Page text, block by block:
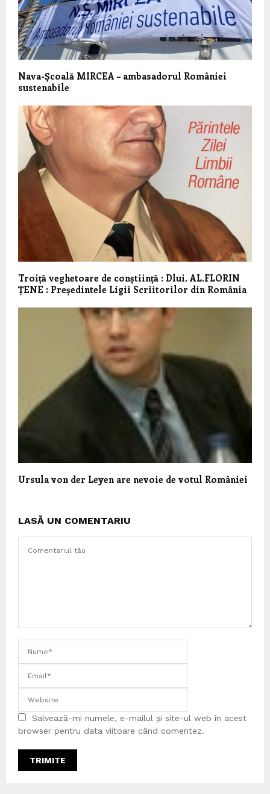
Nava-Școală MIRCEA – ambasadorul României
sustenabile
Troiță veghetoare de conștiință : Dlui. AL.FLORIN
ȚENE : Președintele Ligii Scriitorilor din România
Ursula von der Leyen are nevoie de votul României
LASĂ UN COMENTARIU
Salvează-mi numele, e-mailul și site-ul web în acest
browser pentru data viitoare când comentez.